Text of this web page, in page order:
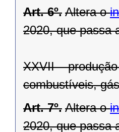
Art. 6º. Altera o
2020, que passa
XXVII –
combustíveis,
Art. 7º. Altera o
2020, que passa